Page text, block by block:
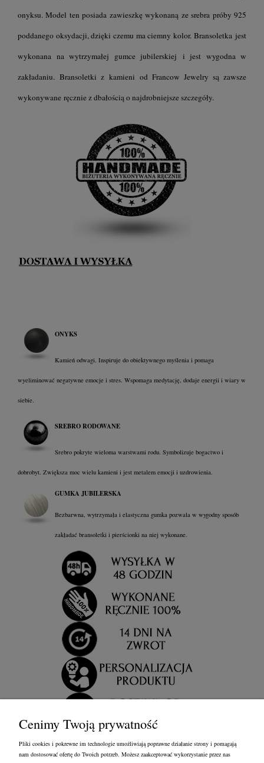
onyksu. Model ten posiada zawieszkę wykonaną ze srebra próby 925
poddanego oksydacji, dzięki czemu ma ciemny kolor. Bransoletka jest
wykonana na wytrzymałej gumce jubilerskiej i jest wygodna w
zakładaniu. Bransoletki z kamieni od Francow Jewelry są zawsze
wykonywane ręcznie z dbałością o najdrobniejsze szczegóły.
ONYKS
Kamień odwagi. Inspiruje do obiektywnego myślenia i pomaga
wyeliminować negatywne emocje i stres. Wspomaga medytację, dodaje energii i wiary w
siebie.
SREBRO RODOWANE
Srebro pokryte wieloma warstwami rodu. Symbolizuje bogactwo i
dobrobyt. Zwiększa moc wielu kamieni i jest metalem emocji i uzdrowienia.
GUMKA JUBILERSKA
Bezbarwna, wytrzymała i elastyczna gumka pozwala w wygodny sposób
zakładać bransoletki i pierścionki na niej wykonane.
Cenimy Twoją prywatność
Pliki cookies i pokrewne im technologie umożliwiają poprawne działanie strony i pomagają
nam dostosować ofertę do Twoich potrzeb. Możesz zaakceptować wykorzystanie przez nas